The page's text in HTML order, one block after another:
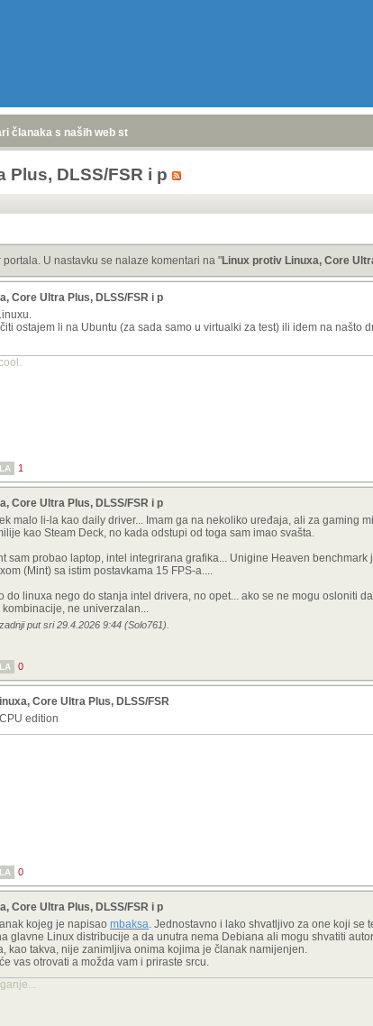
članaka s naših web stranica
DLSS/FSR i p
U nastavku se nalaze komentari na "Linux protiv Linuxa, Core
Core Ultra Plus, DLSS/FSR i p
ostajem li na Ubuntu (za sada samo u virtualki za test) ili idem na našto
1
Core Ultra Plus, DLSS/FSR i p
malo li-la kao daily driver... Imam ga na nekoliko uređaja, ali za gaming
kao Steam Deck, no kada odstupi od toga sam imao svašta.
sam probao laptop, intel integrirana grafika... Unigine Heaven
(Mint) sa istim postavkama 15 FPS-a....
do linuxa nego do stanja intel drivera, no opet... ako se ne mogu osloniti
ne univerzalan...
put sri 29.4.2026 9:44 (Solo761).
0
Core Ultra Plus, DLSS/FSR
edition
0
Core Ultra Plus, DLSS/FSR i p
kojeg je napisao mbaksa. Jednostavno i lako shvatljivo za one koji se
glavne Linux distribucije a da unutra nema Debiana ali mogu shvatiti
kao takva, nije zanimljiva onima kojima je članak namijenjen.
vas otrovati a možda vam i priraste srcu.